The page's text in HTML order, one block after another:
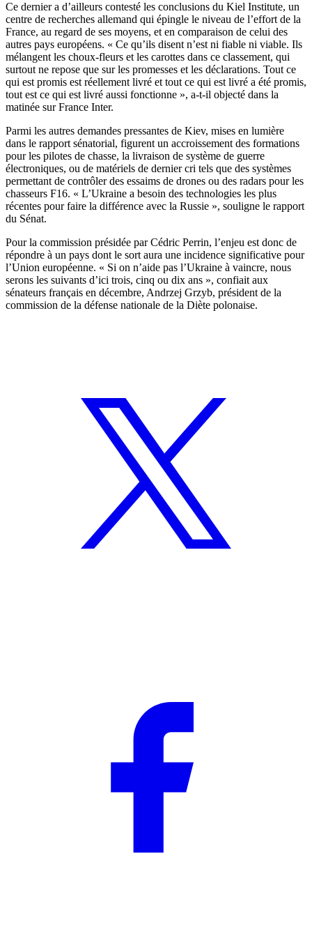
Ce dernier a d’ailleurs contesté les conclusions du Kiel Institute, un
centre de recherches allemand qui épingle le niveau de l’effort de la
France, au regard de ses moyens, et en comparaison de celui des
autres pays européens. « Ce qu’ils disent n’est ni fiable ni viable. Ils
mélangent les choux-fleurs et les carottes dans ce classement, qui
surtout ne repose que sur les promesses et les déclarations. Tout ce
qui est promis est réellement livré et tout ce qui est livré a été promis,
tout est ce qui est livré aussi fonctionne », a-t-il objecté dans la
matinée sur France Inter.
Parmi les autres demandes pressantes de Kiev, mises en lumière
dans le rapport sénatorial, figurent un accroissement des formations
pour les pilotes de chasse, la livraison de système de guerre
électroniques, ou de matériels de dernier cri tels que des systèmes
permettant de contrôler des essaims de drones ou des radars pour les
chasseurs F16. « L’Ukraine a besoin des technologies les plus
récentes pour faire la différence avec la Russie », souligne le rapport
du Sénat.
Pour la commission présidée par Cédric Perrin, l’enjeu est donc de
répondre à un pays dont le sort aura une incidence significative pour
l’Union européenne. « Si on n’aide pas l’Ukraine à vaincre, nous
serons les suivants d’ici trois, cinq ou dix ans », confiait aux
sénateurs français en décembre, Andrzej Grzyb, président de la
commission de la défense nationale de la Diète polonaise.